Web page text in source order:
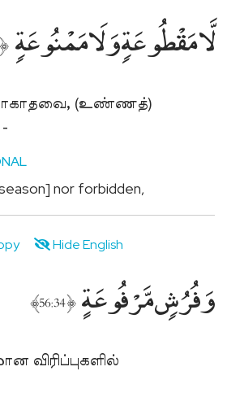
لَّا مَقْطُوعَةٍۢ وَلَا مَمْنُوعَةٍۢ ﴿
(உண்ணத்)
nor forbidden,
Hide English
وَفُرُشٍۢ مَّرْفُوعَةٍ ﴿56:34﴾
விரிப்புகளில்